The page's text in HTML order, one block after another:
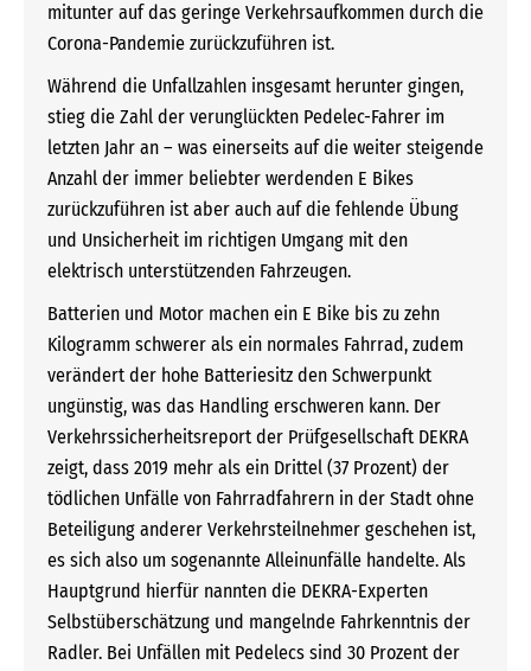
mitunter auf das geringe Verkehrsaufkommen durch die
Corona-Pandemie zurückzuführen ist.
Während die Unfallzahlen insgesamt herunter gingen,
stieg die Zahl der verunglückten Pedelec-Fahrer im
letzten Jahr an – was einerseits auf die weiter steigende
Anzahl der immer beliebter werdenden E Bikes
zurückzuführen ist aber auch auf die fehlende Übung
und Unsicherheit im richtigen Umgang mit den
elektrisch unterstützenden Fahrzeugen.
Batterien und Motor machen ein E Bike bis zu zehn
Kilogramm schwerer als ein normales Fahrrad, zudem
verändert der hohe Batteriesitz den Schwerpunkt
ungünstig, was das Handling erschweren kann. Der
Verkehrssicherheitsreport der Prüfgesellschaft DEKRA
zeigt, dass 2019 mehr als ein Drittel (37 Prozent) der
tödlichen Unfälle von Fahrradfahrern in der Stadt ohne
Beteiligung anderer Verkehrsteilnehmer geschehen ist,
es sich also um sogenannte Alleinunfälle handelte. Als
Hauptgrund hierfür nannten die DEKRA-Experten
Selbstüberschätzung und mangelnde Fahrkenntnis der
Radler. Bei Unfällen mit Pedelecs sind 30 Prozent der